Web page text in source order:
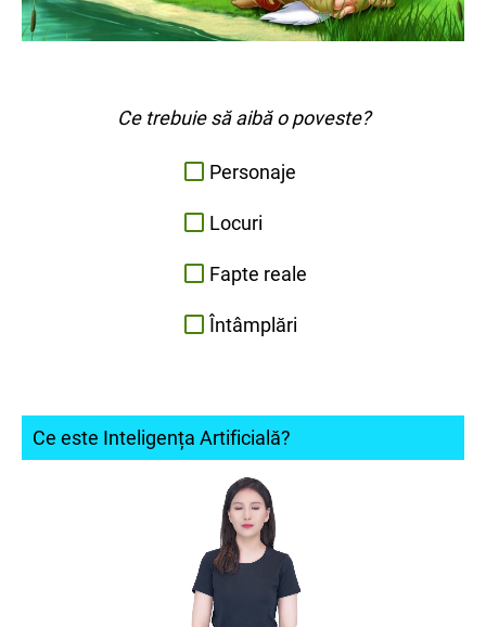
Ce trebuie să aibă o poveste?
Personaje
Locuri
Fapte reale
Întâmplări
Ce este Inteligența Artificială?